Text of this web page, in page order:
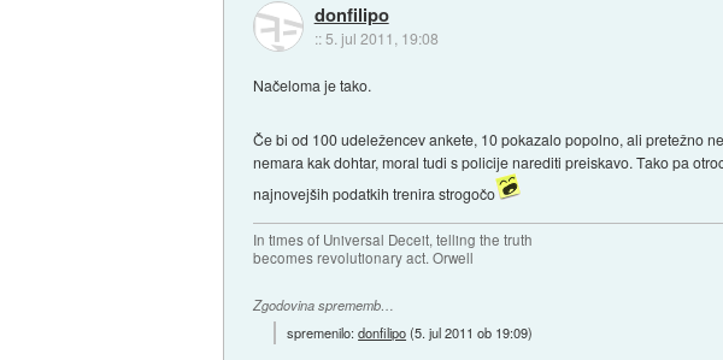
donfilipo
:: 5. jul 2011, 19:08
Načeloma je tako.
Če bi od 100 udeležencev ankete, 10 pokazalo popolno, ali pretežno
nemara kak dohtar, moral tudi s policije narediti preiskavo. Tako pa
najnovejših podatkih trenira strogočo
In times of Universal Deceit, telling the truth
becomes revolutionary act. Orwell
Zgodovina sprememb…
spremenilo:donfilipo(5. jul 2011 ob 19:09)